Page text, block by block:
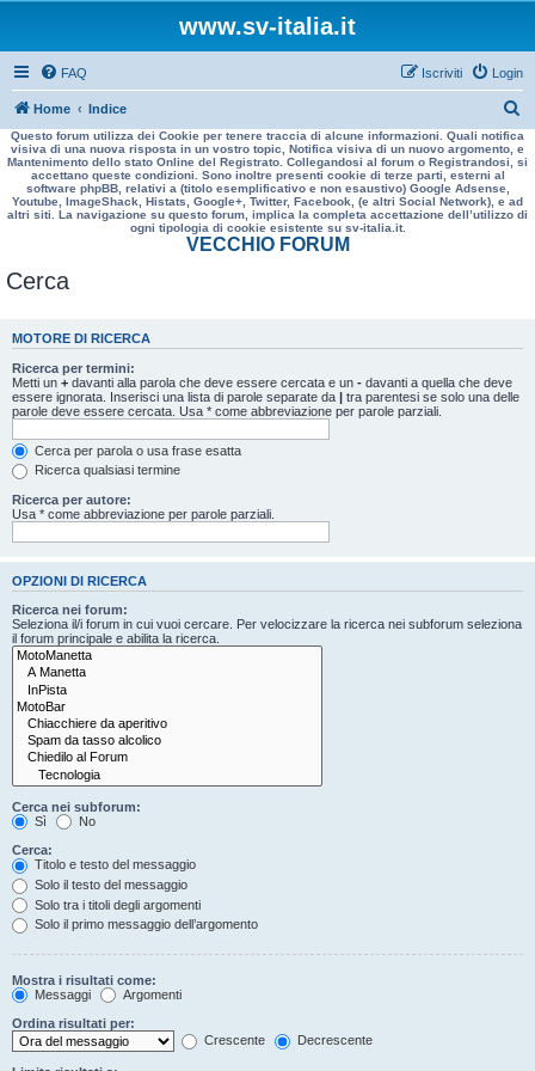
www.sv-italia.it
FAQ Login
Iscriviti
Home Indice
e
r
a
Questo forum utilizza dei Cookie per tenere traccia di alcune informazioni. Quali notifica
visiva di una nuova risposta in un vostro topic, Notifica visiva di un nuovo argomento, e
Mantenimento dello stato Online del Registrato. Collegandosi al forum o Registrandosi, si
accettano queste condizioni. Sono inoltre presenti cookie di terze parti, esterni al
software phpBB, relativi a (titolo esemplificativo e non esaustivo) Google Adsense,
Youtube, ImageShack, Histats, Google+, Twitter, Facebook, (e altri Social Network), e ad
altri siti. La navigazione su questo forum, implica la completa accettazione dell’utilizzo di
ogni tipologia di cookie esistente su sv-italia.it.
VECCHIO FORUM
Cerca
MOTORE DI RICERCA
Ricerca per termini:
Metti un + davanti alla parola che deve essere cercata e un - davanti a quella che deve
essere ignorata. Inserisci una lista di parole separate da | tra parentesi se solo una delle
parole deve essere cercata. Usa * come abbreviazione per parole parziali.
Cerca per parola o usa frase esatta
Ricerca qualsiasi termine
Ricerca per autore:
Usa * come abbreviazione per parole parziali.
OPZIONI DI RICERCA
Ricerca nei forum:
Seleziona il/i forum in cui vuoi cercare. Per velocizzare la ricerca nei subforum seleziona
il forum principale e abilita la ricerca.
Cerca nei subforum:
Sì
No
Cerca:
Titolo e testo del messaggio
Solo il testo del messaggio
Solo tra i titoli degli argomenti
Solo il primo messaggio dell’argomento
Mostra i risultati come:
Messaggi
Argomenti
Ordina risultati per:
Crescente
Decrescente